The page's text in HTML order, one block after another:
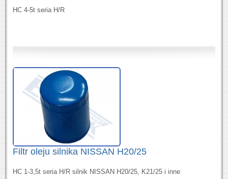
HC 4-5t seria H/R
Filtr oleju silnika NISSAN H20/25
HC 1-3,5t seria H/R silnik NISSAN H20/25, K21/25 i inne